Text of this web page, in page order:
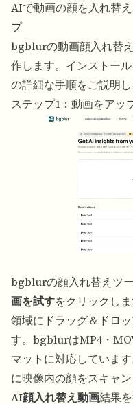
AIで動画の顔を入れ替
プ
bgblurの動画顔入れ替え
作します。インストー
の詳細な手順をご説明し
ステップ1：動画をアッ
bgblurの顔入れ替えツー
画を試すをクリックし
領域にドラッグ＆ドロ
す。bgblurはMP4・
マットに対応していま
に映像内の顔をスキャ
AI顔入れ替え動画結果